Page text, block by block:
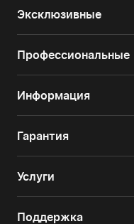
Эксклюзивные
Профессиональные
Информация
Гарантия
Услуги
Поддержка